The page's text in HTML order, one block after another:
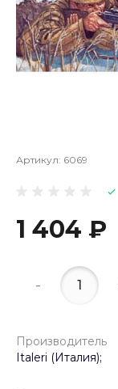
Артикул: 6069
1 404 ₽
-
Производитель
Italeri (Италия);